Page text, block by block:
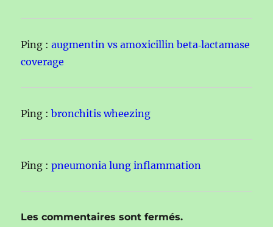
Ping :augmentin vs amoxicillin beta‑lactamase
coverage
Ping :bronchitis wheezing
Ping :pneumonia lung inflammation
Les commentaires sont fermés.